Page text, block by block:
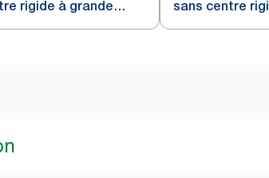
rigide à grande
Blanc T7
sans centre
capacité Tork,